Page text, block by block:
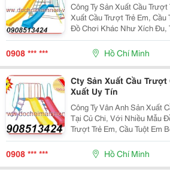
Công Ty Sản Xuất Cầu
Xuất Cầu Trượt Trẻ Em,
Đồ Chơi Khác Như Xích Đu,
Thanh Leo ...Với Nhiều Mẫu
0908 *** *** Hồ Chí Minh
Cty Sản Xuất Cầu
Xuất Uy Tín
Công Ty Vân Anh Sản Xuất
Tại Củ Chi, Với Nhiều Mẫu
Trượt Trẻ Em, Cầu Tuột Em
Xích Đu, Đu Quay, Thú
Lh:0908.513.424, Bạn Có
Chơi Vào Web
0908 *** *** Hồ Chí Minh